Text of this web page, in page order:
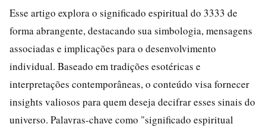
Esse artigo explora o significado espiritual do 3333 de
forma abrangente, destacando sua simbologia, mensagens
associadas e implicações para o desenvolvimento
individual. Baseado em tradições esotéricas e
interpretações contemporâneas, o conteúdo visa fornecer
insights valiosos para quem deseja decifrar esses sinais do
universo. Palavras-chave como "significado espiritual